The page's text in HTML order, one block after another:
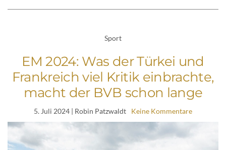
Sport
EM 2024: Was der Türkei und
Frankreich viel Kritik einbrachte,
macht der BVB schon lange
5. Juli 2024 | Robin Patzwaldt Keine Kommentare